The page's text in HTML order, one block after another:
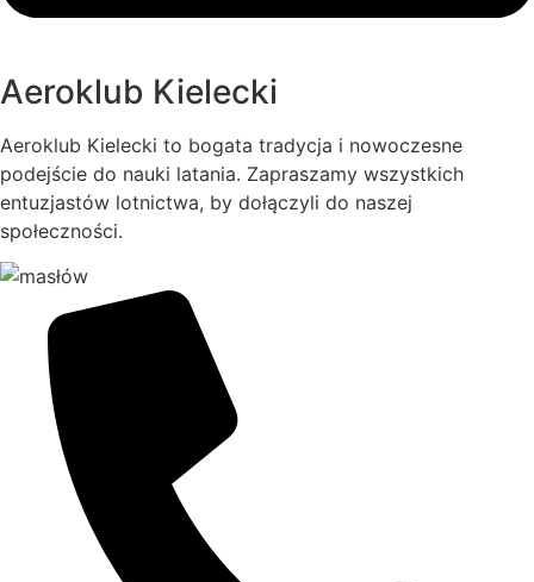
Aeroklub Kielecki
Aeroklub Kielecki to bogata tradycja i nowoczesne
podejście do nauki latania. Zapraszamy wszystkich
entuzjastów lotnictwa, by dołączyli do naszej
społeczności.